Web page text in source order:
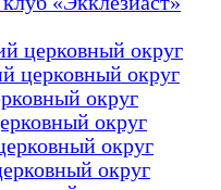
церковный округ
церковный округ
округ
округ
округ
округ